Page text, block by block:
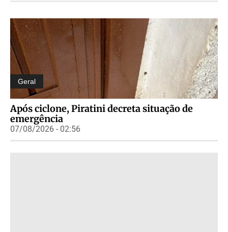
Geral
Após ciclone, Piratini decreta situação de
emergência
07/08/2026 - 02:56